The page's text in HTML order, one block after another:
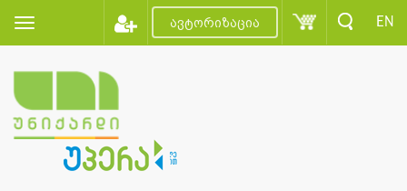
ავტორიზაცია EN